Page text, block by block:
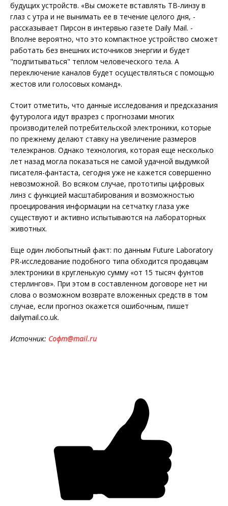
будущих устройств. «Вы сможете вставлять ТВ-линзу в
глаз с утра и не вынимать ее в течение целого дня, -
рассказывает Пирсон в интервью газете Daily Mail. -
Вполне вероятно, что это компактное устройство сможет
работать без внешних источников энергии и будет
"подпитываться" теплом человеческого тела. А
переключение каналов будет осуществляться с помощью
жестов или голосовых команд».
Стоит отметить, что данные исследования и предсказания
футуролога идут вразрез с прогнозами многих
производителей потребительской электроники, которые
по прежнему делают ставку на увеличение размеров
телеэкранов. Однако технология, которая еще несколько
лет назад могла показаться не самой удачной выдумкой
писателя-фантаста, сегодня уже не кажется совершенно
невозможной. Во всяком случае, прототипы цифровых
линз с функцией масштабирования и возможностью
проецирования информации на сетчатку глаза уже
существуют и активно испытываются на лабораторных
животных.
Еще один любопытный факт: по данным Future Laboratory
PR-исследование подобного типа обходится продавцам
электроники в кругленькую сумму «от 15 тысяч фунтов
стерлингов». При этом в составленном договоре нет ни
слова о возможном возврате вложенных средств в том
случае, если прогноз окажется ошибочным, пишет
dailymail.co.uk.
Источник: Софт@mail.ru